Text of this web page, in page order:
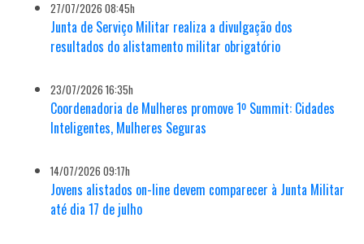
27/07/2026 08:45h
Junta de Serviço Militar realiza a divulgação dos
resultados do alistamento militar obrigatório
23/07/2026 16:35h
Coordenadoria de Mulheres promove 1º Summit: Cidades
Inteligentes, Mulheres Seguras
14/07/2026 09:17h
Jovens alistados on-line devem comparecer à Junta Militar
até dia 17 de julho